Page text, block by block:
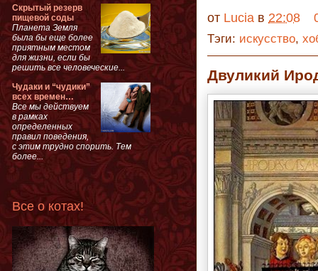
от Lucia в 22:08
Тэги: искусство,
Двуликий
Скрытый резерв
пищевой соды
Планета Земля
была бы еще более
приятным местом
для жизни, если бы
решить все человеческие...
Чудаки и “чудики”
всех времен…
Все мы действуем
в рамках
определенных
правил поведения,
с этим трудно спорить. Тем
более...
Все о котах!